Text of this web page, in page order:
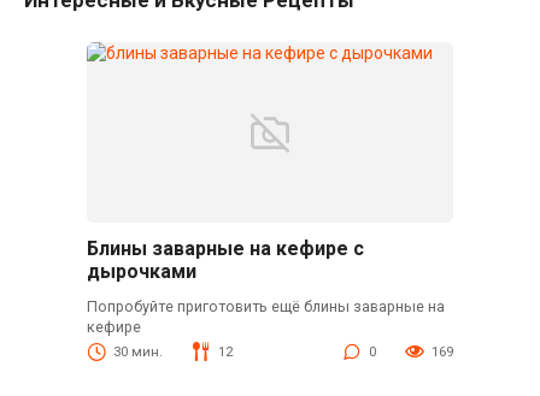
Блины заварные на кефире с
дырочками
Попробуйте приготовить ещё блины заварные на
кефире
30 мин. 12 0 169